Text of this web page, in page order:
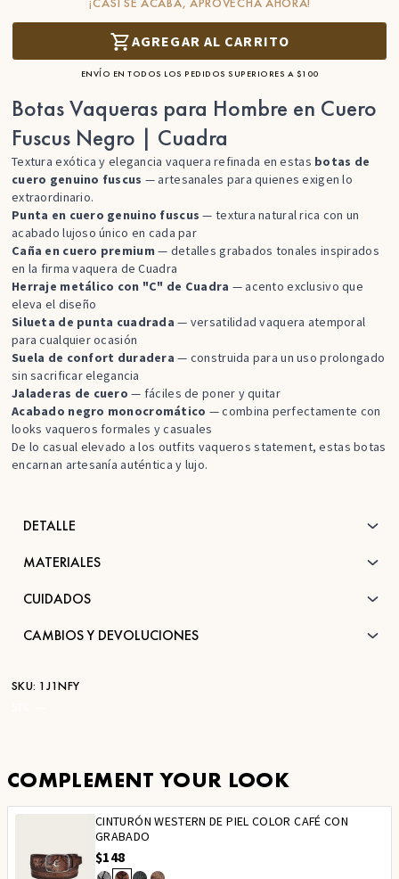
AGREGAR AL CARRITO
ENVÍO EN TODOS LOS PEDIDOS SUPERIORES A $100
Botas Vaqueras para Hombre en Cuero
Fuscus Negro | Cuadra
Textura exótica y elegancia vaquera refinada en estas botas de
cuero genuino fuscus — artesanales para quienes exigen lo
extraordinario.
Punta en cuero genuino fuscus — textura natural rica con un
acabado lujoso único en cada par
Caña en cuero premium — detalles grabados tonales inspirados
en la firma vaquera de Cuadra
Herraje metálico con "C" de Cuadra — acento exclusivo que
eleva el diseño
Silueta de punta cuadrada — versatilidad vaquera atemporal
para cualquier ocasión
Suela de confort duradera — construida para un uso prolongado
sin sacrificar elegancia
Jaladeras de cuero — fáciles de poner y quitar
Acabado negro monocromático — combina perfectamente con
looks vaqueros formales y casuales
De lo casual elevado a los outfits vaqueros statement, estas botas
encarnan artesanía auténtica y lujo.
DETALLE
MATERIALES
CUIDADOS
CAMBIOS Y DEVOLUCIONES
SKU: 1J1NFY
COMPLEMENT YOUR LOOK
CINTURÓN WESTERN DE PIEL COLOR CAFÉ CON
GRABADO
$148